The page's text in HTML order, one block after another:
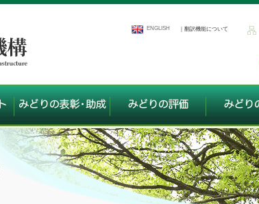
ENGLISH ｜翻訳機能について